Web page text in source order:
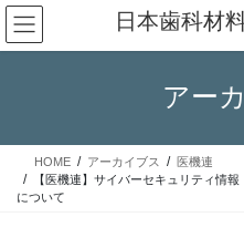
コ
ン
テ
ス
ナ
ビ
ゲ
ン
日本歯科材
アー
HOME アーカイブス
医機連
【医機連】サイバーセキュリティ情
について